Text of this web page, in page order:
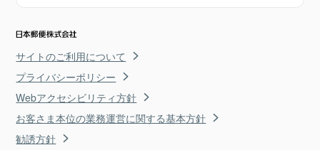
サイトのご利用について
プライバシーポリシー
Webアクセシビリティ方針
お客さま本位の業務運営に関する基本方針
勧誘方針